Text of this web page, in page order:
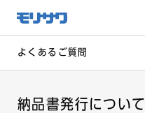
メ
ニュー
飛ばし
へ移動
よくあるご質問
納品書発行について